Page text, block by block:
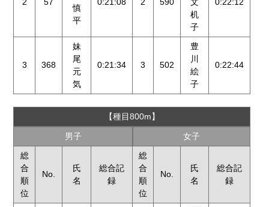
2 57
慎
平
0:21:08 2 590
文
机
子
0:22:12
3 368
妹
尾
元
気
0:21:34 3 502
豊
川
絵
子
0:22:44
【種目800m】
男子
女子
総
合
順
位
No.
氏
名
総合記
録
総
合
順
位
No.
氏
名
総合記
録